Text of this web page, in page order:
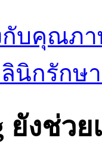
กับคุณภา
นิกรักษ
ยังช่